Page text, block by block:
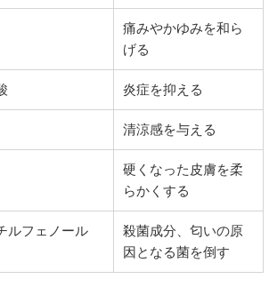
痛みやかゆみを和ら
げる
炎症を抑える
清涼感を与える
硬くなった皮膚を柔
らかくする
ルフェノール
殺菌成分、匂いの原
因となる菌を倒す